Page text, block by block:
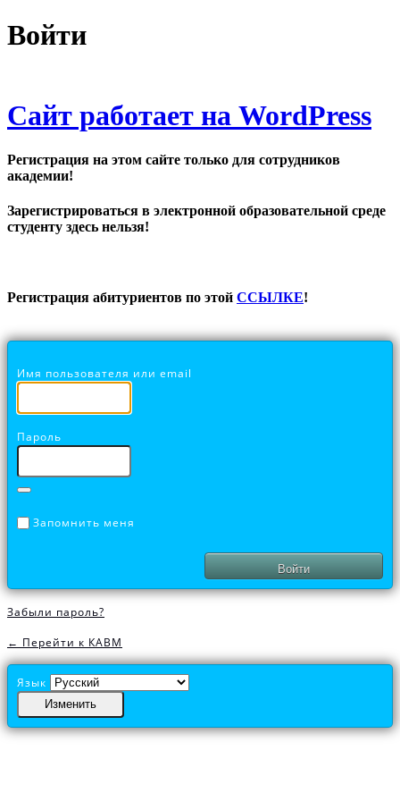
Войти
Сайт работает на WordPress
Регистрация на этом сайте только для сотрудников
академии!
Зарегистрироваться в электронной образовательной среде
студенту здесь нельзя!
Регистрация абитуриентов по этой ССЫЛКЕ!
Имя пользователя или email
Пароль
Запомнить меня
Забыли пароль?
← Перейти к КАВМ
Язык